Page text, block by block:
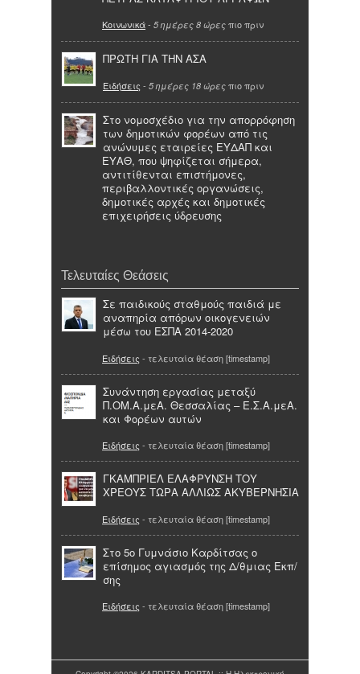
Κοινωνικά- 5 ημέρες 8 ώρες πιο πριν
ΠΡΩΤΗ ΓΙΑ ΤΗΝ ΑΣΑ
Ειδήσεις - 5 ημέρες 18 ώρες πιο πριν
Στο νομοσχέδιο για την απορρόφηση
των δημοτικών φορέων από τις
ανώνυμες εταιρείες ΕΥΔΑΠ και
ΕΥΑΘ, που ψηφίζεται σήμερα,
αντιτίθενται επιστήμονες,
περιβαλλοντικές οργανώσεις,
δημοτικές αρχές και δημοτικές
επιχειρήσεις ύδρευσης
Τελευταίες Θεάσεις
Σε παιδικούς σταθμούς παιδιά με
αναπηρία απόρων οικογενειών
μέσω του ΕΣΠΑ 2014-2020
Ειδήσεις - τελευταία θέαση [timestamp]
Συνάντηση εργασίας μεταξύ
Π.ΟΜ.Α.μεΑ. Θεσσαλίας – Ε.Σ.Α.μεΑ.
και Φορέων αυτών
Ειδήσεις - τελευταία θέαση [timestamp]
ΓΚΑΜΠΡΙΕΛ ΕΛΑΦΡΥΝΣΗ ΤΟΥ
ΧΡΕΟΥΣ ΤΩΡΑ ΑΛΛΙΩΣ ΑΚΥΒΕΡΝΗΣΙΑ
Ειδήσεις - τελευταία θέαση [timestamp]
Στο 5ο Γυμνάσιο Καρδίτσας ο
επίσημος αγιασμός της Δ/θμιας Εκπ/
σης
Ειδήσεις - τελευταία θέαση [timestamp]